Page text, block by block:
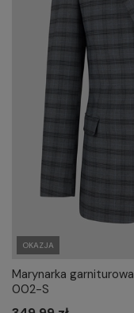
OKAZJA
Marynarka
002-S